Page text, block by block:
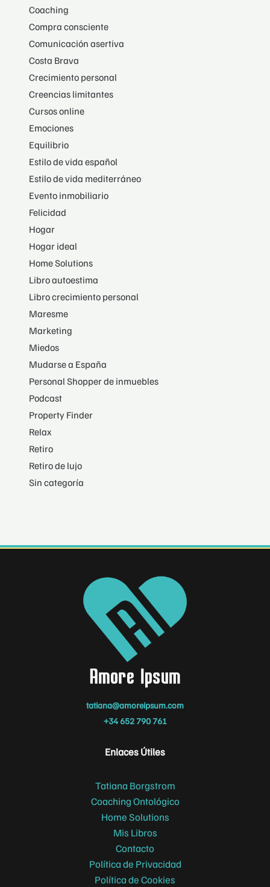
Coaching
Compra consciente
Comunicación asertiva
Costa Brava
Crecimiento personal
Creencias limitantes
Cursos online
Emociones
Equilibrio
Estilo de vida español
Estilo de vida mediterráneo
Evento inmobiliario
Felicidad
Hogar
Hogar ideal
Home Solutions
Libro autoestima
Libro crecimiento personal
Maresme
Marketing
Miedos
Mudarse a España
Personal Shopper de inmuebles
Podcast
Property Finder
Relax
Retiro
Retiro de lujo
Sin categoría
tatiana@amoreipsum.com
+34 652 790 761
Enlaces Útiles
Tatiana Borgstrom
Coaching Ontológico
Home Solutions
Mis Libros
Contacto
Política de Privacidad
Política de Cookies